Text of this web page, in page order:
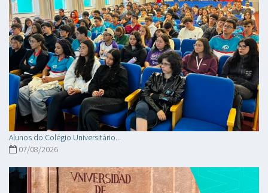
Alunos do Colégio Universitário...
07/08/2026